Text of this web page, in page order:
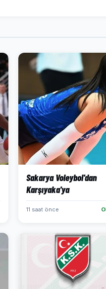
Sakarya Voleybol'dan
Karşıyaka'ya
11 saat önce